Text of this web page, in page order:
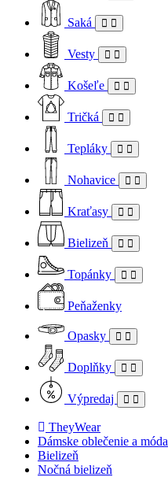
Saká
Vesty
Košeľe
Tričká
Tepláky
Nohavice
Kraťasy
Bielizeň
Topánky
Peňaženky
Opasky
Doplňky
Výpredaj
TheyWear
Dámske oblečenie a móda
Bielizeň
Nočná bielizeň